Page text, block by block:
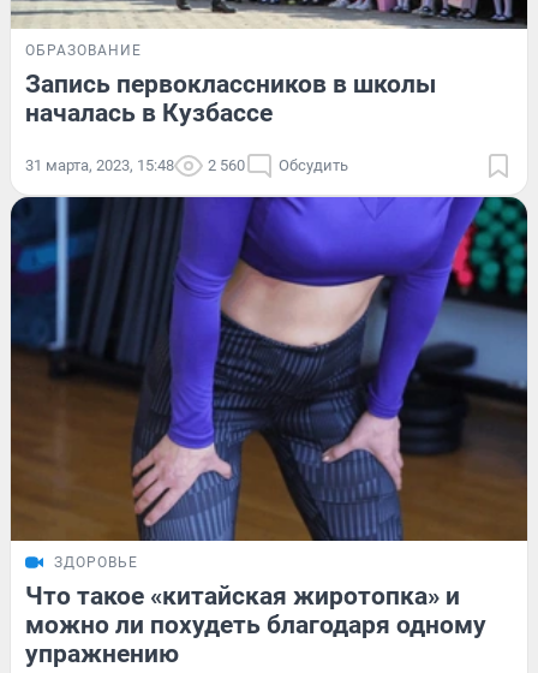
ОБРАЗОВАНИЕ
Запись первоклассников в школы
началась в Кузбассе
31 марта, 2023, 15:48 2 560 Обсудить
ЗДОРОВЬЕ
Что такое «китайская жиротопка» и
можно ли похудеть благодаря одному
упражнению